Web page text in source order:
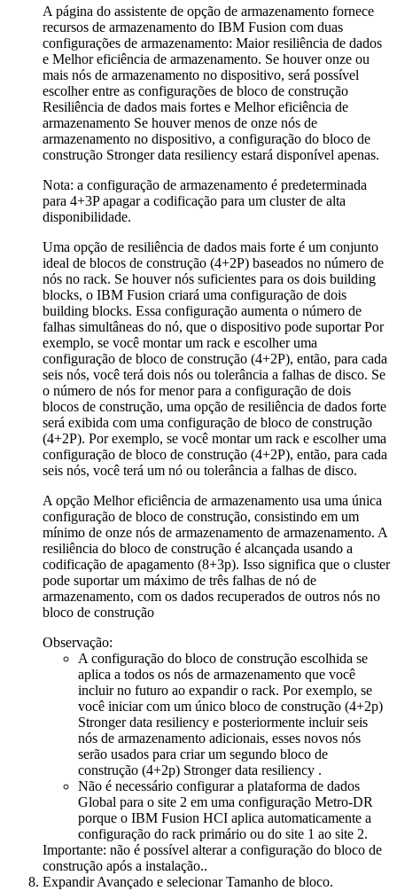
A página do assistente de opção de armazenamento fornece
recursos de armazenamento do IBM Fusion com duas
configurações de armazenamento: Maior resiliência de dados
e Melhor eficiência de armazenamento. Se houver onze ou
mais nós de armazenamento no dispositivo, será possível
escolher entre as configurações de bloco de construção
Resiliência de dados mais fortes e Melhor eficiência de
armazenamento Se houver menos de onze nós de
armazenamento no dispositivo, a configuração do bloco de
construção Stronger data resiliency estará disponível apenas.
Nota: a configuração de armazenamento é predeterminada
para 4+3P apagar a codificação para um cluster de alta
disponibilidade.
Uma opção de resiliência de dados mais forte é um conjunto
ideal de blocos de construção (4+2P) baseados no número de
nós no rack. Se houver nós suficientes para os dois building
blocks, o IBM Fusion criará uma configuração de dois
building blocks. Essa configuração aumenta o número de
falhas simultâneas do nó, que o dispositivo pode suportar Por
exemplo, se você montar um rack e escolher uma
configuração de bloco de construção (4+2P), então, para cada
seis nós, você terá dois nós ou tolerância a falhas de disco. Se
o número de nós for menor para a configuração de dois
blocos de construção, uma opção de resiliência de dados forte
será exibida com uma configuração de bloco de construção
(4+2P). Por exemplo, se você montar um rack e escolher uma
configuração de bloco de construção (4+2P), então, para cada
seis nós, você terá um nó ou tolerância a falhas de disco.
A opção Melhor eficiência de armazenamento usa uma única
configuração de bloco de construção, consistindo em um
mínimo de onze nós de armazenamento de armazenamento. A
resiliência do bloco de construção é alcançada usando a
codificação de apagamento (8+3p). Isso significa que o cluster
pode suportar um máximo de três falhas de nó de
armazenamento, com os dados recuperados de outros nós no
bloco de construção
Observação:
A configuração do bloco de construção escolhida se
aplica a todos os nós de armazenamento que você
incluir no futuro ao expandir o rack. Por exemplo, se
você iniciar com um único bloco de construção (4+2p)
Stronger data resiliency e posteriormente incluir seis
nós de armazenamento adicionais, esses novos nós
serão usados para criar um segundo bloco de
construção (4+2p) Stronger data resiliency .
Não é necessário configurar a plataforma de dados
Global para o site 2 em uma configuração Metro-DR
porque o IBM Fusion HCI aplica automaticamente a
configuração do rack primário ou do site 1 ao site 2.
Importante: não é possível alterar a configuração do bloco de
construção após a instalação..
ExpandirAvançado e selecionarTamanho de bloco.